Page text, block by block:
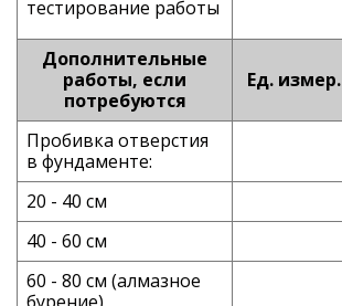
тестирование работы
Дополнительные
работы, если
потребуются
Ед. измер.
Пробивка отверстия
в фундаменте:
20 - 40 см
40 - 60 см
60 - 80 см (алмазное